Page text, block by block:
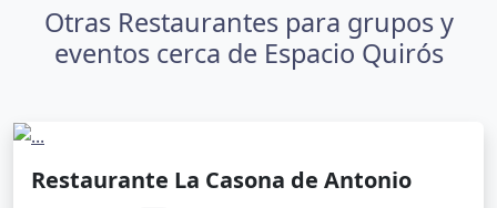
Otras Restaurantes para grupos y
eventos cerca de Espacio Quirós
Restaurante La Casona de Antonio